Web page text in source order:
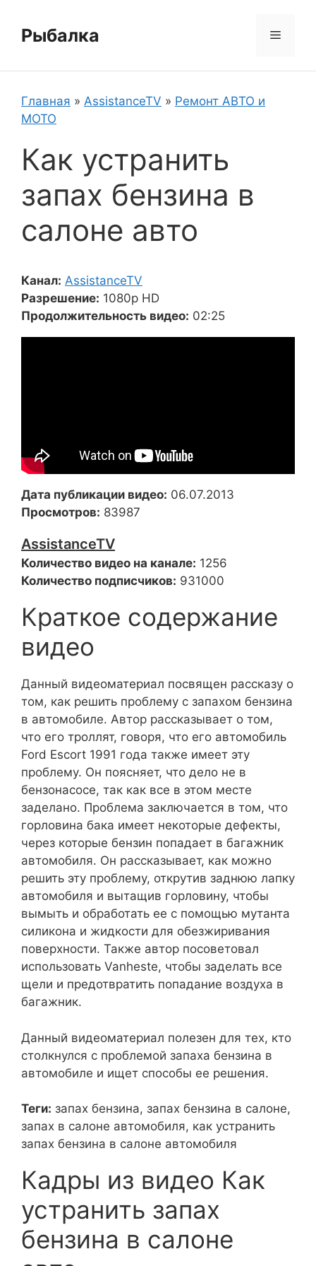
содержимому
Рыбалка Меню
Главная » AssistanceTV » Ремонт АВТО и
МОТО
Как устранить
запах бензина в
салоне авто
Канал: AssistanceTV
Разрешение: 1080p HD
Продолжительность видео: 02:25
Дата публикации видео: 06.07.2013
Просмотров: 83987
AssistanceTV
Количество видео на канале: 1256
Количество подписчиков: 931000
Краткое содержание
видео
Данный видеоматериал посвящен рассказу о
том, как решить проблему с запахом бензина
в автомобиле. Автор рассказывает о том,
что его троллят, говоря, что его автомобиль
Ford Escort 1991 года также имеет эту
проблему. Он поясняет, что дело не в
бензонасосе, так как все в этом месте
заделано. Проблема заключается в том, что
горловина бака имеет некоторые дефекты,
через которые бензин попадает в багажник
автомобиля. Он рассказывает, как можно
решить эту проблему, открутив заднюю лапку
автомобиля и вытащив горловину, чтобы
вымыть и обработать ее с помощью мутанта
силикона и жидкости для обезжиривания
поверхности. Также автор посоветовал
использовать Vanheste, чтобы заделать все
щели и предотвратить попадание воздуха в
багажник.
Данный видеоматериал полезен для тех, кто
столкнулся с проблемой запаха бензина в
автомобиле и ищет способы ее решения.
Теги: запах бензина, запах бензина в салоне,
запах в салоне автомобиля, как устранить
запах бензина в салоне автомобиля
Кадры из видео Как
устранить запах
бензина в салоне